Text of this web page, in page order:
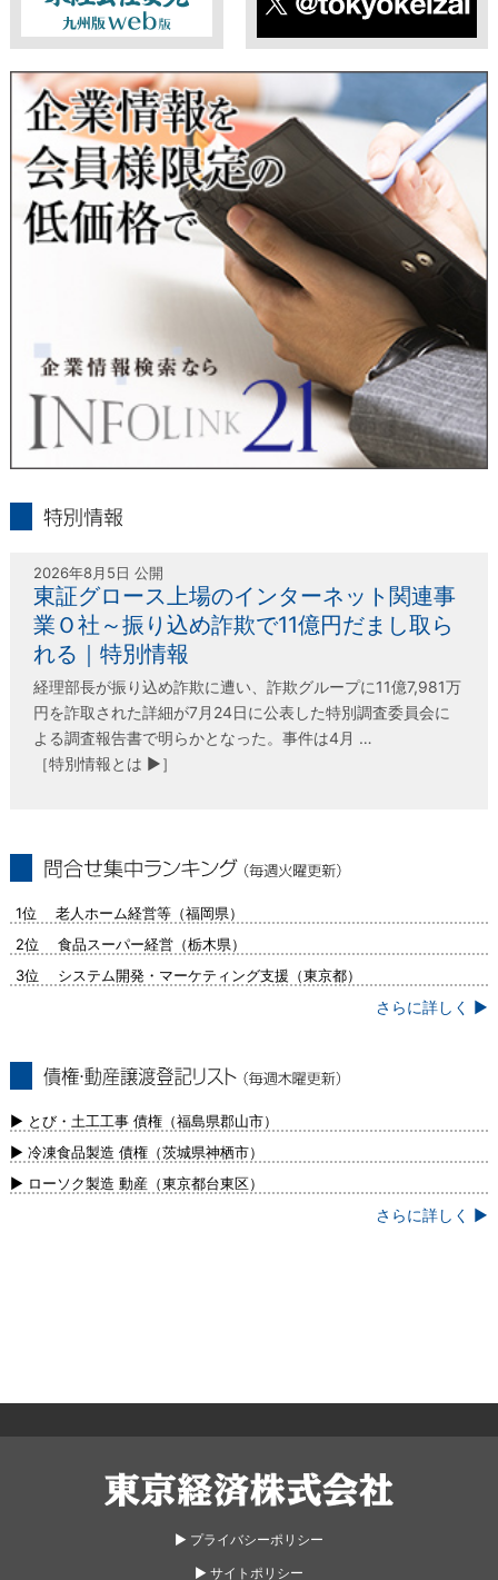
だけなかった場合は、上記利用目的を達成できない場合があり
ますのでご了承ください。
当社は、本人が自己の個人情報について、通知・開示・訂正・
追加・削除・利用停止・提供停止の希望がございましたら、本
人または代理人の請求応じて、個人データの通知・開示・訂
正・追加・削除・利用停止・提供停止の請求に応じます。
受付方法は、本人確認資料（運転免許証、パスポート何れかの
コピー）、「個人情報取扱申請書」「委任状」（代理人による
申請の場合のみ必要となります）を当社宛にお送り下さい。
＜個人情報保護に関するお問合せ・相談窓口＞
〒802-0004 北九州市小倉北区鍛冶町2丁目5-11（第一東経ビ
フリーダイヤル 0120-55-9986
受付時間 平日9：00～17：00
東経会社要覧web版 X
2026年8月5日 公開
東証グロース上場のインターネット関連事
業Ｏ社～振り込め詐欺で11億円だまし取ら
れる｜特別情報
経理部長が振り込め詐欺に遭い、詐欺グループに11億7,981万
円を詐取された詳細が7月24日に公表した特別調査委員会に
よる調査報告書で明らかとなった。事件は4月 …
［特別情報とは ▶］
1位 老人ホーム経営等（福岡県）
2位 食品スーパー経営（栃木県）
3位 システム開発・マーケティング支援（東京都）
さらに詳しく ▶
新）
▶ とび・土工工事 債権（福島県郡山市）
▶ 冷凍食品製造 債権（茨城県神栖市）
▶ ローソク製造 動産（東京都台東区）
さらに詳しく ▶
▶︎ プライバシーポリシー
▶︎ サイトポリシー